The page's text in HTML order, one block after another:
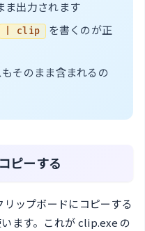
ま出力されます
| clip
を書くのが正
そのまま含まれるの
ピーする
ップボードにコピーする
ます。これが clip.exe の